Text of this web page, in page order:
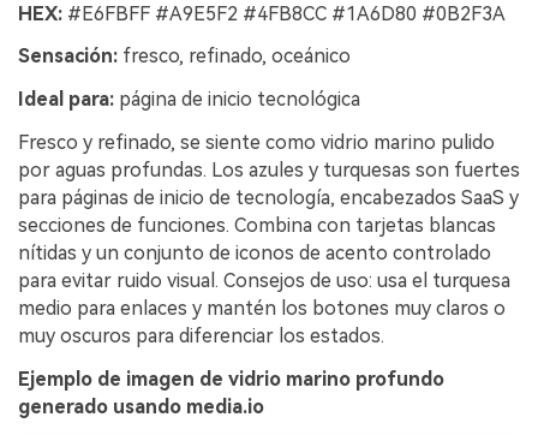
HEX: #E6FBFF #A9E5F2 #4FB8CC #1A6D80 #0B2F3A
Sensación: fresco, refinado, oceánico
Ideal para: página de inicio tecnológica
Fresco y refinado, se siente como vidrio marino pulido
por aguas profundas. Los azules y turquesas son fuertes
para páginas de inicio de tecnología, encabezados SaaS y
secciones de funciones. Combina con tarjetas blancas
nítidas y un conjunto de iconos de acento controlado
para evitar ruido visual. Consejos de uso: usa el turquesa
medio para enlaces y mantén los botones muy claros o
muy oscuros para diferenciar los estados.
Ejemplo de imagen de vidrio marino profundo
generado usando media.io